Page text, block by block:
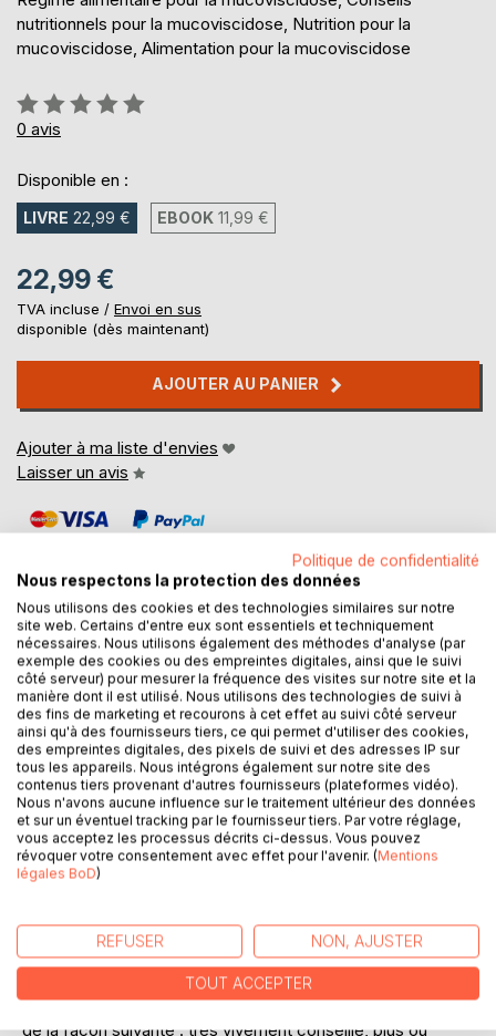
nutritionnels pour la mucoviscidose, Nutrition pour la
mucoviscidose, Alimentation pour la mucoviscidose
Évaluation:
0%
0 avis
Disponible en :
LIVRE 22,99 € EBOOK 11,99 €
22,99 €
TVA incluse / Envoi en sus
disponible (dès maintenant)
AJOUTER AU PANIER
Ajouter à ma liste d'envies
Laisser un avis
DESCRIPTION
Comment cuisiner parfaitement le maquereau avec ma
mucoviscidose ? Est-il plus adapté de le cuisiner grillé, en
braisé, en meunière, en beignet... ? Et la cerise, me sera-t-
il plus préjudiciable de la consommer confite, en confiture,
ou en beignet... ? Et concernant le chou-fleur ? La viande
de boeuf ? La pomme de terre... ? D'un simple coup d'oeil
ce dictionnaire des aliments répondra à vos interrogations
concernant les modes de cuisson et/ou de conservation
les aliments de l'alimentation courante sont notés selon
leurs modes de cuisson (en meunière, en braisé, grillé,
poché, en ragoût, etc.) mais également selon leurs modes
de conservation (en saumure, au sirop, surgelé, fumé, etc.)
de la façon suivante : très vivement conseillé, plus ou
Politique de confidentialité
Nous respectons la protection des données
Nous utilisons des cookies et des technologies similaires sur notre
site web. Certains d'entre eux sont essentiels et techniquement
nécessaires. Nous utilisons également des méthodes d'analyse (par
exemple des cookies ou des empreintes digitales, ainsi que le suivi
côté serveur) pour mesurer la fréquence des visites sur notre site et la
manière dont il est utilisé. Nous utilisons des technologies de suivi à
des fins de marketing et recourons à cet effet au suivi côté serveur
ainsi qu'à des fournisseurs tiers, ce qui permet d'utiliser des cookies,
des empreintes digitales, des pixels de suivi et des adresses IP sur
tous les appareils. Nous intégrons également sur notre site des
contenus tiers provenant d'autres fournisseurs (plateformes vidéo).
Nous n'avons aucune influence sur le traitement ultérieur des données
et sur un éventuel tracking par le fournisseur tiers. Par votre réglage,
vous acceptez les processus décrits ci-dessus. Vous pouvez
révoquer votre consentement avec effet pour l'avenir. (Mentions
légales BoD)
REFUSER NON, AJUSTER
TOUT ACCEPTER